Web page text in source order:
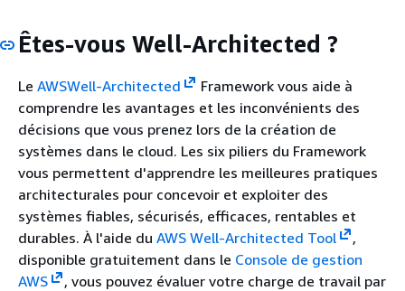
Êtes-vous Well-Architected ?
Le AWSWell-Architected
Framework vous aide à
comprendre les avantages et les inconvénients des
décisions que vous prenez lors de la création de
systèmes dans le cloud. Les six piliers du Framework
vous permettent d'apprendre les meilleures pratiques
architecturales pour concevoir et exploiter des
systèmes fiables, sécurisés, efficaces, rentables et
durables. À l'aide du AWS Well-Architected Tool
,
disponible gratuitement dans le Console de gestion
AWS
, vous pouvez évaluer votre charge de travail par